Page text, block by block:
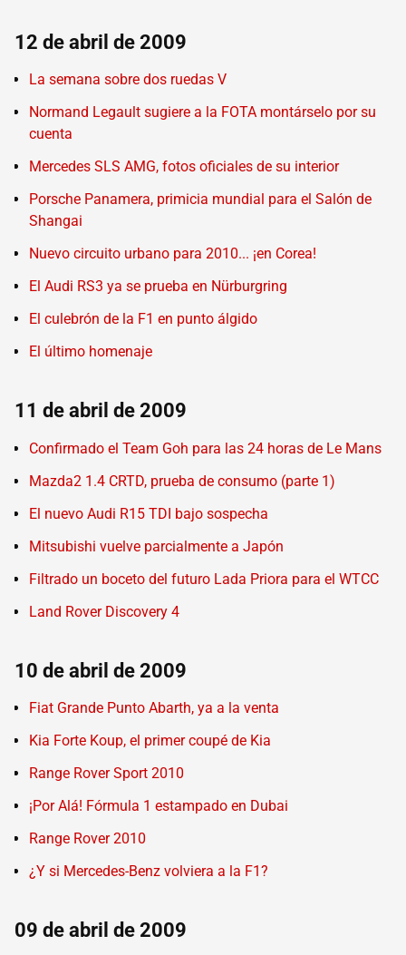
12 de abril de 2009
La semana sobre dos ruedas V
Normand Legault sugiere a la FOTA montárselo por su
cuenta
Mercedes SLS AMG, fotos oficiales de su interior
Porsche Panamera, primicia mundial para el Salón de
Shangai
Nuevo circuito urbano para 2010... ¡en Corea!
El Audi RS3 ya se prueba en Nürburgring
El culebrón de la F1 en punto álgido
El último homenaje
11 de abril de 2009
Confirmado el Team Goh para las 24 horas de Le Mans
Mazda2 1.4 CRTD, prueba de consumo (parte 1)
El nuevo Audi R15 TDI bajo sospecha
Mitsubishi vuelve parcialmente a Japón
Filtrado un boceto del futuro Lada Priora para el WTCC
Land Rover Discovery 4
10 de abril de 2009
Fiat Grande Punto Abarth, ya a la venta
Kia Forte Koup, el primer coupé de Kia
Range Rover Sport 2010
¡Por Alá! Fórmula 1 estampado en Dubai
Range Rover 2010
¿Y si Mercedes-Benz volviera a la F1?
09 de abril de 2009